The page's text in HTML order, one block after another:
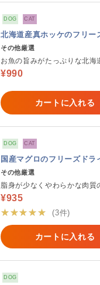
DOG CAT
北海道産真ホッケのフリー
その他厳選
お魚の旨みがたっぷりな北海
¥990
カートに入れる
DOG CAT
国産マグロのフリーズドラ
その他厳選
脂身が少なくやわらかな肉質
¥935
★★★★★
(3件)
カートに入れる
DOG